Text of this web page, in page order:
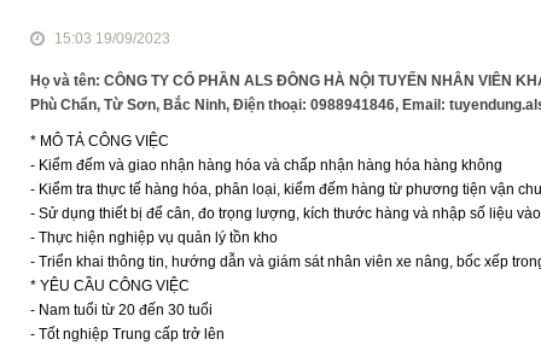
15:03 19/09/2023
Họ và tên: CÔNG TY CỔ PHẦN ALS ĐÔNG HÀ NỘI TUYỂN NHÂN VIÊN
Phù Chẩn, Từ Sơn, Bắc Ninh, Điện thoại: 0988941846, Email:
* MÔ TẢ CÔNG VIỆC
- Kiểm đếm và giao nhận hàng hóa và chấp nhận hàng hóa hàng không
- Kiểm tra thực tế hàng hóa, phân loại, kiểm đếm hàng từ phương tiện vận
- Sử dụng thiết bị để cân, đo trọng lượng, kích thước hàng và nhập số liệu
- Thực hiện nghiệp vụ quản lý tồn kho
- Triển khai thông tin, hướng dẫn và giám sát nhân viên xe nâng, bốc xếp
* YÊU CẦU CÔNG VIỆC
- Nam tuổi từ 20 đến 30 tuổi
- Tốt nghiệp Trung cấp trở lên